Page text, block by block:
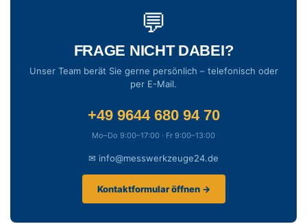
💬
FRAGE NICHT DABEI?
Unser Team berät Sie gerne persönlich – telefonisch oder
per E-Mail.
+49 9644 680 94 70
Mo–Do 9:00–17:00 · Fr 9:00–13:00
✉ info@messwerkzeuge24.de
Kontaktformular öffnen →